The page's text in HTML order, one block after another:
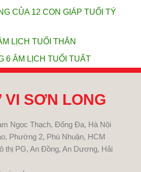
CỦA 12 CON GIÁP TUỔI TÝ
LỊCH TUỔI THÂN
6 ÂM LỊCH TUỔI TUẤT
VI SƠN LONG
Ngọc Thạch, Đống Đa, Hà Nội
Phường 2, Phú Nhuận, HCM
thị PG, An Đồng, An Dương, Hải